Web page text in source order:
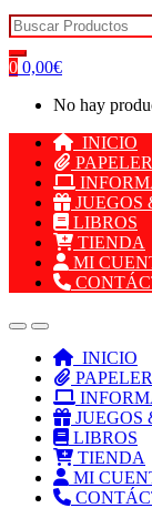
Search for:
0 0,00€
No hay
INICIO
JUEGOS
LIBROS
TIENDA
MI
INICIO
JUEGOS
LIBROS
TIENDA
MI